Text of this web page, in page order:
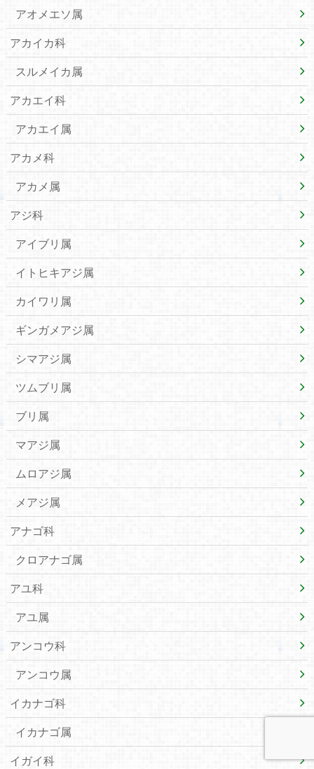
アオメエソ属
アカイカ科
スルメイカ属
アカエイ科
アカエイ属
アカメ科
アカメ属
アジ科
アイブリ属
イトヒキアジ属
カイワリ属
ギンガメアジ属
シマアジ属
ツムブリ属
ブリ属
マアジ属
ムロアジ属
メアジ属
アナゴ科
クロアナゴ属
アユ科
アユ属
アンコウ科
アンコウ属
イカナゴ科
イカナゴ属
イガイ科